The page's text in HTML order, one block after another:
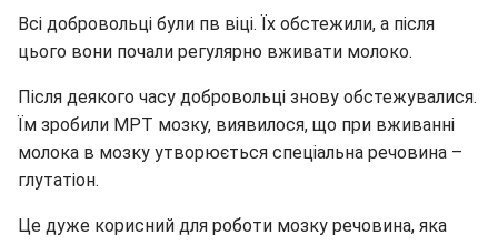
Всі добровольці були пв віці. Їх обстежили, а після
цього вони почали регулярно вживати молоко.
Після деякого часу добровольці знову обстежувалися.
Їм зробили МРТ мозку, виявилося, що при вживанні
молока в мозку утворюється спеціальна речовина –
глутатіон.
Це дуже корисний для роботи мозку речовина, яка